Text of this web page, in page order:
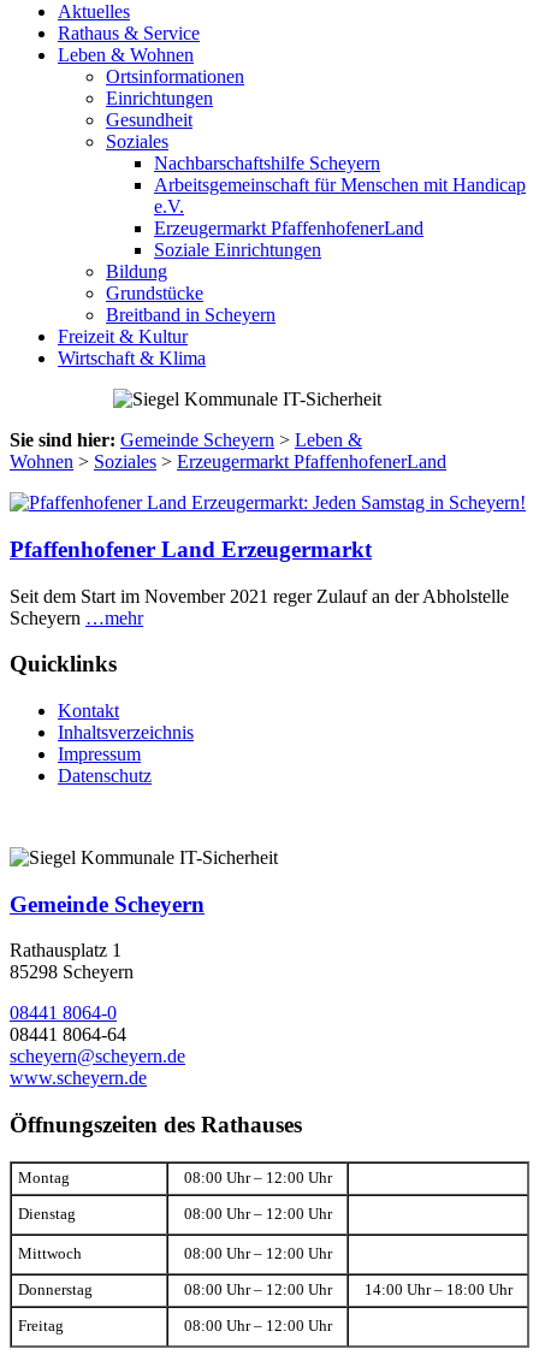
Aktuelles
Rathaus & Service
Leben & Wohnen
Ortsinformationen
Einrichtungen
Gesundheit
Soziales
Nachbarschaftshilfe Scheyern
Arbeitsgemeinschaft für Menschen mit Handicap
e.V.
Erzeugermarkt PfaffenhofenerLand
Soziale Einrichtungen
Bildung
Grundstücke
Breitband in Scheyern
Freizeit & Kultur
Wirtschaft & Klima
Sie sind hier: Gemeinde Scheyern > Leben &
Wohnen > Soziales > Erzeugermarkt PfaffenhofenerLand
Pfaffenhofener Land Erzeugermarkt
Seit dem Start im November 2021 reger Zulauf an der Abholstelle
Scheyern …mehr
Quicklinks
Kontakt
Inhaltsverzeichnis
Impressum
Datenschutz
Gemeinde Scheyern
Rathausplatz 1
85298 Scheyern
08441 8064-0
08441 8064-64
scheyern@scheyern.de
www.scheyern.de
Öffnungszeiten des Rathauses
Montag 08:00 Uhr – 12:00 Uhr
Dienstag 08:00 Uhr – 12:00 Uhr
Mittwoch 08:00 Uhr – 12:00 Uhr
Donnerstag 08:00 Uhr – 12:00 Uhr 14:00 Uhr – 18:00 Uhr
Freitag 08:00 Uhr – 12:00 Uhr